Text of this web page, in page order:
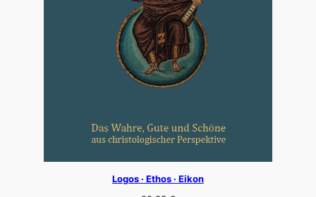
Logos · Ethos · Eikon